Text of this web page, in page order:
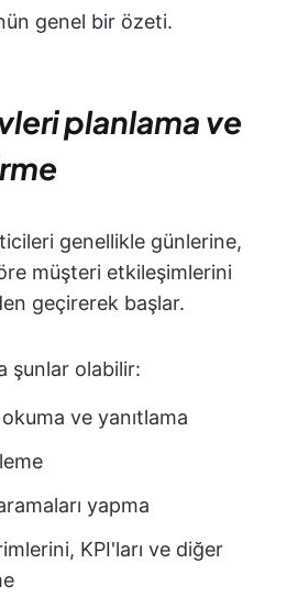
genel bir özeti.
planlama ve
genellikle günlerine,
müşteri etkileşimlerini
geçirerek başlar.
şunlar olabilir:
ve yanıtlama
yapma
KPI'ları ve diğer